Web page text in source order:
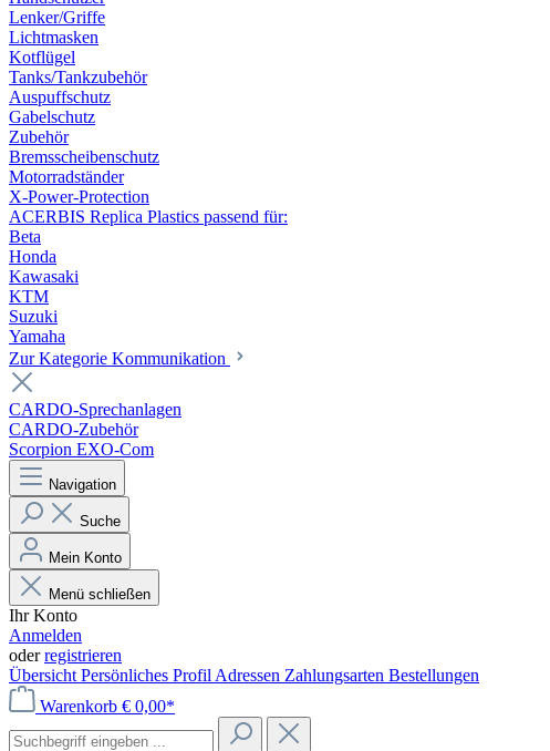
Lenker/Griffe
Lichtmasken
Kotflügel
Tanks/Tankzubehör
Auspuffschutz
Gabelschutz
Zubehör
Bremsscheibenschutz
Motorradständer
X-Power-Protection
ACERBIS Replica Plastics passend für:
Beta
Honda
Kawasaki
KTM
Suzuki
Yamaha
Zur Kategorie Kommunikation
CARDO-Sprechanlagen
CARDO-Zubehör
Scorpion EXO-Com
Navigation
Suche
Mein Konto
Menü schließen
Ihr Konto
Anmelden
oderregistrieren
Übersicht Persönliches Profil Adressen Zahlungsarten Bestellungen
Warenkorb € 0,00*